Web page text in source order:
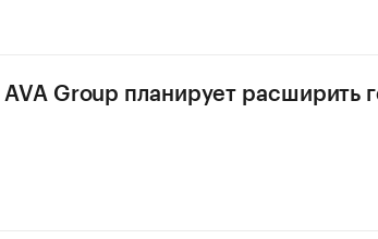
AVA Group планирует расширить